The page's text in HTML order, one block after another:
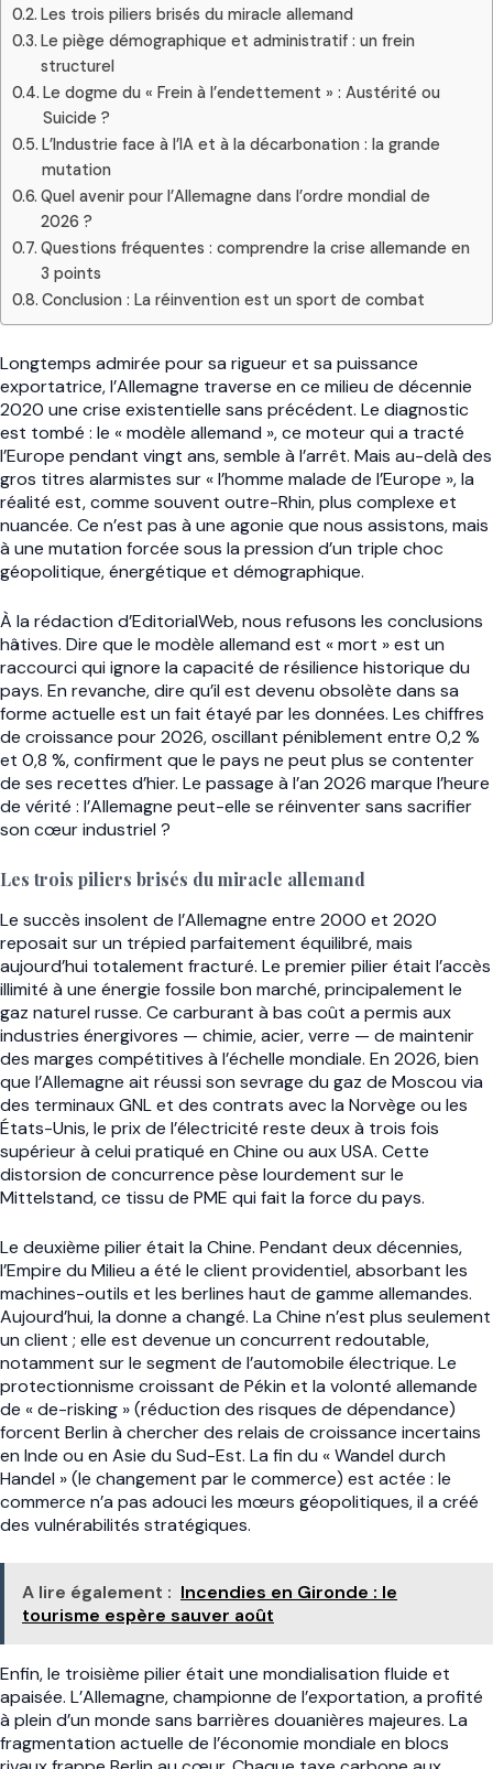
Les trois piliers brisés du miracle allemand
Le piège démographique et administratif : un frein
structurel
Le dogme du « Frein à l’endettement » : Austérité ou
Suicide ?
L’Industrie face à l’IA et à la décarbonation : la grande
mutation
Quel avenir pour l’Allemagne dans l’ordre mondial de
2026 ?
Questions fréquentes : comprendre la crise allemande en
3 points
Conclusion : La réinvention est un sport de combat
Longtemps admirée pour sa rigueur et sa puissance
exportatrice, l’Allemagne traverse en ce milieu de décennie
2020 une crise existentielle sans précédent. Le diagnostic
est tombé : le « modèle allemand », ce moteur qui a tracté
l’Europe pendant vingt ans, semble à l’arrêt. Mais au-delà des
gros titres alarmistes sur « l’homme malade de l’Europe », la
réalité est, comme souvent outre-Rhin, plus complexe et
nuancée. Ce n’est pas à une agonie que nous assistons, mais
à une mutation forcée sous la pression d’un triple choc
géopolitique, énergétique et démographique.
À la rédaction d’EditorialWeb, nous refusons les conclusions
hâtives. Dire que le modèle allemand est « mort » est un
raccourci qui ignore la capacité de résilience historique du
pays. En revanche, dire qu’il est devenu obsolète dans sa
forme actuelle est un fait étayé par les données. Les chiffres
de croissance pour 2026, oscillant péniblement entre 0,2 %
et 0,8 %, confirment que le pays ne peut plus se contenter
de ses recettes d’hier. Le passage à l’an 2026 marque l’heure
de vérité : l’Allemagne peut-elle se réinventer sans sacrifier
son cœur industriel ?
Les trois piliers brisés du miracle allemand
Le succès insolent de l’Allemagne entre 2000 et 2020
reposait sur un trépied parfaitement équilibré, mais
aujourd’hui totalement fracturé. Le premier pilier était l’accès
illimité à une énergie fossile bon marché, principalement le
gaz naturel russe. Ce carburant à bas coût a permis aux
industries énergivores — chimie, acier, verre — de maintenir
des marges compétitives à l’échelle mondiale. En 2026, bien
que l’Allemagne ait réussi son sevrage du gaz de Moscou via
des terminaux GNL et des contrats avec la Norvège ou les
États-Unis, le prix de l’électricité reste deux à trois fois
supérieur à celui pratiqué en Chine ou aux USA. Cette
distorsion de concurrence pèse lourdement sur le
Mittelstand, ce tissu de PME qui fait la force du pays.
Le deuxième pilier était la Chine. Pendant deux décennies,
l’Empire du Milieu a été le client providentiel, absorbant les
machines-outils et les berlines haut de gamme allemandes.
Aujourd’hui, la donne a changé. La Chine n’est plus seulement
un client ; elle est devenue un concurrent redoutable,
notamment sur le segment de l’automobile électrique. Le
protectionnisme croissant de Pékin et la volonté allemande
de « de-risking » (réduction des risques de dépendance)
forcent Berlin à chercher des relais de croissance incertains
en Inde ou en Asie du Sud-Est. La fin du « Wandel durch
Handel » (le changement par le commerce) est actée : le
commerce n’a pas adouci les mœurs géopolitiques, il a créé
des vulnérabilités stratégiques.
A lire également : Incendies en Gironde : le
tourisme espère sauver août
Enfin, le troisième pilier était une mondialisation fluide et
apaisée. L’Allemagne, championne de l’exportation, a profité
à plein d’un monde sans barrières douanières majeures. La
fragmentation actuelle de l’économie mondiale en blocs